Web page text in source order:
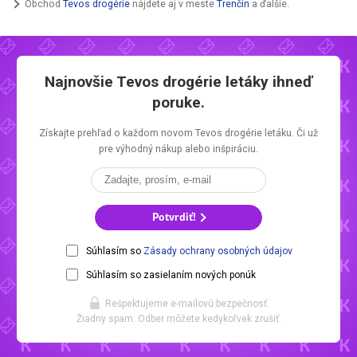
Obchod Tevos drogérie nájdete aj v meste Trenčín a ďalšie.
Najnovšie Tevos drogérie letáky ihneď
poruke.
Získajte prehľad o každom novom Tevos drogérie letáku. Či už
pre výhodný nákup alebo inšpiráciu.
Potvrdiť!
Súhlasím so Zásady ochrany osobných údajov
Súhlasím so zasielaním nových ponúk
Rešpektujeme e-mailovú bezpečnosť.
Žiadny spam. Odber môžete kedykoľvek zrušiť.